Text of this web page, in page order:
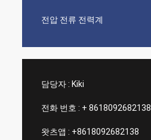
전압 전류 전력계
담당자 : Kiki
전화 번호 : + 8618092682138
왓츠앱 : +8618092682138